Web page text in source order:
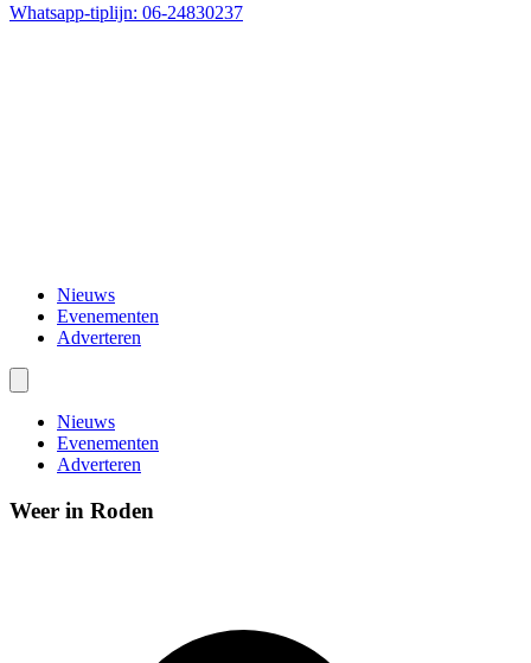
Whatsapp-tiplijn: 06-24830237
Nieuws
Evenementen
Adverteren
Nieuws
Evenementen
Adverteren
Weer in Roden